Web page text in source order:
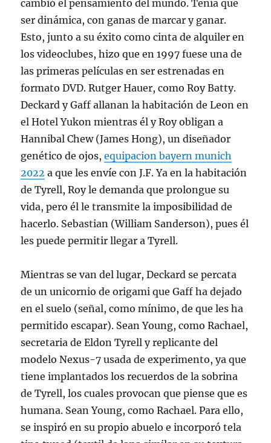
cambió el pensamiento del mundo. Tenía que
ser dinámica, con ganas de marcar y ganar.
Esto, junto a su éxito como cinta de alquiler en
los videoclubes, hizo que en 1997 fuese una de
las primeras películas en ser estrenadas en
formato DVD. Rutger Hauer, como Roy Batty.
Deckard y Gaff allanan la habitación de Leon en
el Hotel Yukon mientras él y Roy obligan a
Hannibal Chew (James Hong), un diseñador
genético de ojos,equipacion bayern munich
2022 a que les envíe con J.F. Ya en la habitación
de Tyrell, Roy le demanda que prolongue su
vida, pero él le transmite la imposibilidad de
hacerlo. Sebastian (William Sanderson), pues él
les puede permitir llegar a Tyrell.
Mientras se van del lugar, Deckard se percata
de un unicornio de origami que Gaff ha dejado
en el suelo (señal, como mínimo, de que les ha
permitido escapar). Sean Young, como Rachael,
secretaria de Eldon Tyrell y replicante del
modelo Nexus-7 usada de experimento, ya que
tiene implantados los recuerdos de la sobrina
de Tyrell, los cuales provocan que piense que es
humana. Sean Young, como Rachael. Para ello,
se inspiró en su propio abuelo e incorporó tela